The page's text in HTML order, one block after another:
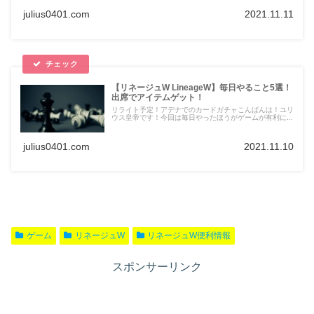
julius0401.com 2021.11.11
【リネージュW LineageW】毎日やること5選！
出席でアイテムゲット！
リライト予定！アデナでのカードガチャこんばんは！ユリ
ウス皇帝です！今回は毎日やったほうがゲームが有利に...
julius0401.com 2021.11.10
ゲーム リネージュW リネージュW便利情報
スポンサーリンク